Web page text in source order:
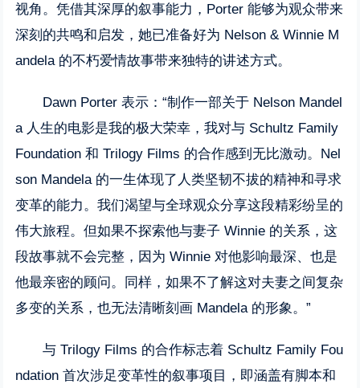
视角。凭借其深厚的叙事能力，Porter 能够为观众带来
深刻的共鸣和启发，她已准备好为 Nelson & Winnie M
andela 的不朽爱情故事带来独特的讲述方式。
Dawn Porter 表示：“制作一部关于 Nelson Mandel
a 人生的电影是我的极大荣幸，我对与 Schultz Family
Foundation 和 Trilogy Films 的合作感到无比激动。Nel
son Mandela 的一生体现了人类坚韧不拔的精神和寻求
变革的能力。我们渴望与全球观众分享这段精彩纷呈的
伟大旅程。但如果不探索他与妻子 Winnie 的关系，这
段故事就不会完整，因为 Winnie 对他影响最深、也是
他最亲密的顾问。同样，如果不了解这对夫妻之间复杂
多变的关系，也无法清晰刻画 Mandela 的形象。”
与 Trilogy Films 的合作标志着 Schultz Family Fou
ndation 首次涉足变革性的叙事项目，即涵盖有脚本和